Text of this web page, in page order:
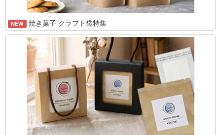
NEW 焼き菓子 クラフト袋特集